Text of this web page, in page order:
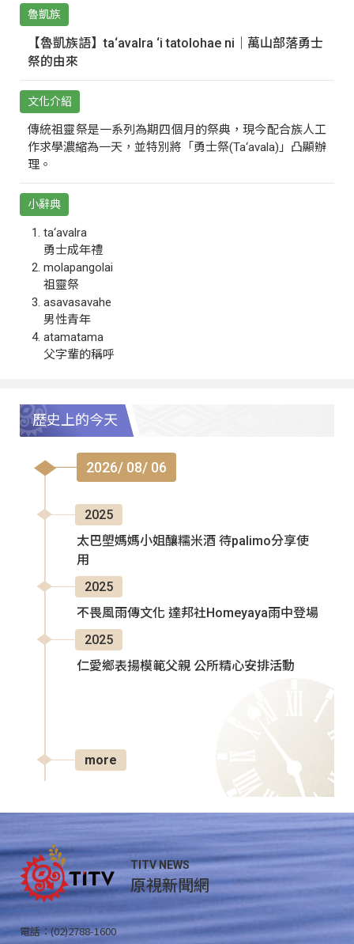
魯凱族
【魯凱族語】ta‘avalra ‘i tatolohae ni｜萬山部落勇士
祭的由來
文化介紹
傳統祖靈祭是一系列為期四個月的祭典，現今配合族人工
作求學濃縮為一天，並特別將「勇士祭(Ta‘avala)」凸顯辦
理。
小辭典
ta‘avalra
勇士成年禮
molapangolai
祖靈祭
asavasavahe
男性青年
atamatama
父字輩的稱呼
歷史上的今天
2026/ 08/ 06
2025
太巴塱媽媽小姐釀糯米酒 待palimo分享使
用
2025
不畏風雨傳文化 達邦社Homeyaya雨中登場
2025
仁愛鄉表揚模範父親 公所精心安排活動
more
TITV NEWS
原視新聞網
電話：(02)2788-1600